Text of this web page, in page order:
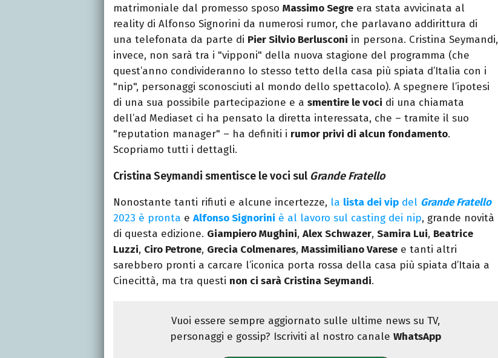
matrimoniale dal promesso sposo Massimo Segre era stata avvicinata al
reality di Alfonso Signorini da numerosi rumor, che parlavano addirittura di
una telefonata da parte di Pier Silvio Berlusconi in persona. Cristina Seymandi,
invece, non sarà tra i "vipponi" della nuova stagione del programma (che
quest’anno condivideranno lo stesso tetto della casa più spiata d’Italia con i
"nip", personaggi sconosciuti al mondo dello spettacolo). A spegnere l’ipotesi
di una sua possibile partecipazione e a smentire le voci di una chiamata
dell’ad Mediaset ci ha pensato la diretta interessata, che – tramite il suo
"reputation manager" – ha definiti i rumor privi di alcun fondamento.
Scopriamo tutti i dettagli.
Cristina Seymandi smentisce le voci sul Grande Fratello
Nonostante tanti rifiuti e alcune incertezze, la lista dei vip del Grande Fratello
2023 è pronta e Alfonso Signorini è al lavoro sul casting dei nip, grande novità
di questa edizione. Giampiero Mughini, Alex Schwazer, Samira Lui, Beatrice
Luzzi, Ciro Petrone, Grecia Colmenares, Massimiliano Varese e tanti altri
sarebbero pronti a carcare l’iconica porta rossa della casa più spiata d’Itaia a
Cinecittà, ma tra questi non ci sarà Cristina Seymandi.
Vuoi essere sempre aggiornato sulle ultime news su TV,
personaggi e gossip? Iscriviti al nostro canaleWhatsApp